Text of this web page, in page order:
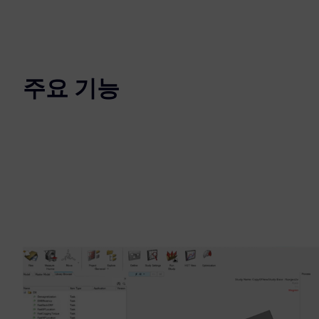
주요 기능